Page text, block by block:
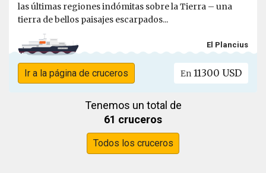
las últimas regiones indómitas sobre la Tierra – una
tierra de bellos paisajes escarpados...
El Plancius
Ir a la página de cruceros En 11300 USD
Tenemos un total de
61 cruceros
Todos los cruceros